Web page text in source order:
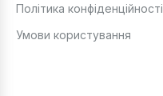
Політика конфіденційності
Умови користування